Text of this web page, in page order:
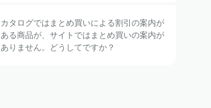
カタログではまとめ買いによる割引の案内が
ある商品が、サイトではまとめ買いの案内が
ありません。どうしてですか？